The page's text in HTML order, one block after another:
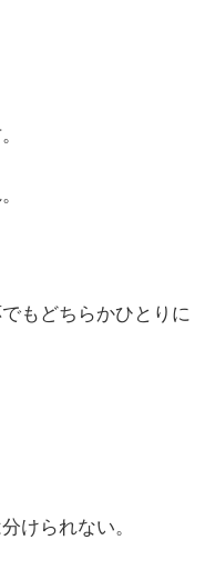
もどちらかひとりに
けられない。